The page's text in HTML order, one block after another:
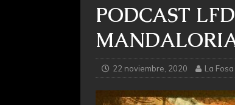
PODCAST
22 noviembre, 2020 La